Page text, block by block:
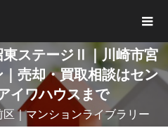
ステージⅡ｜川崎市宮
売却・買取相談はセン
イワハウスまで
区｜マンションライブラリー